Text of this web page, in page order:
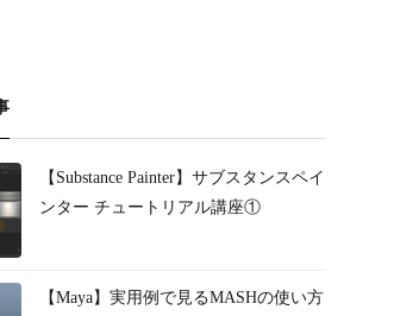
【Substance Painter】サブスタンスペイ
ンター チュートリアル講座①
【Maya】実用例で見るMASHの使い方